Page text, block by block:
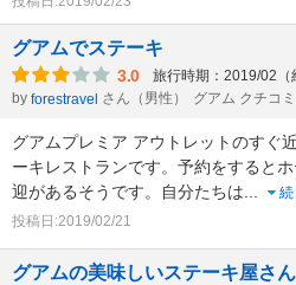
グアムでステーキ
3.0 旅行時期：2019/02（
by forestravel さん（男性） グアム クチコ
グアムプレミア アウトレットのすぐ
ーキレストランです。予約をすると
迎があるそうです。自分たちは
投稿日:2019/02/21
グアムの美味しいステーキ屋さん